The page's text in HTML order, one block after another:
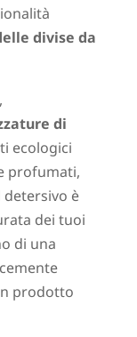
divise da
di
ecologici
profumati,
detersivo è
dei tuoi
di una
prodotto